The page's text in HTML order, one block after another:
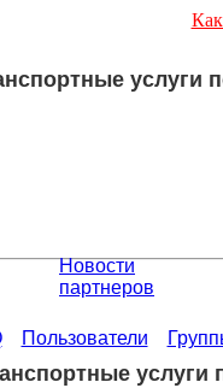
услуги
Новости
партнеров
Пользователи
услуги